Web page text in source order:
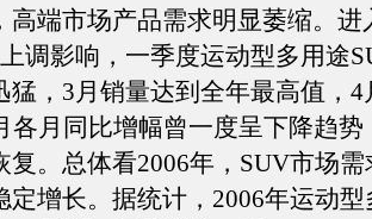
高端市场产品需求明显萎缩。进
调影响，一季度运动型多用途
猛，3月销量达到全年最高值，
各月同比增幅曾一度呈下降趋
复。总体看2006年，SUV市场
定增长。据统计，2006年运动